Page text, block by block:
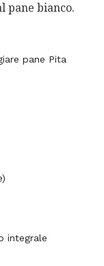
pane bianco.
pane Pita
integrale